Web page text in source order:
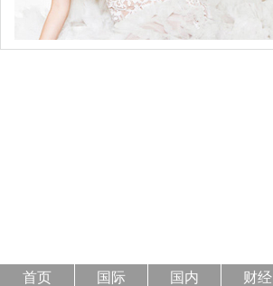
纯粹瞿颖最美新四十 光影年华如书侧听世间风雨
首页 国际 国内 财经